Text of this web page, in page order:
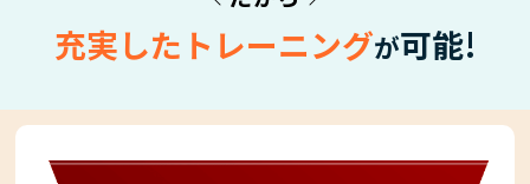
充実したトレーニングが可能!